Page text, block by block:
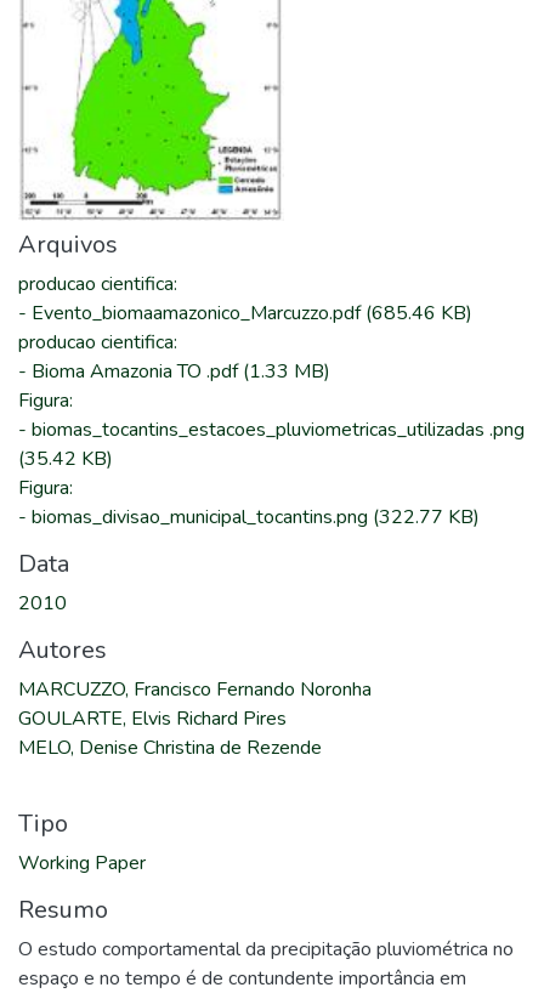
Arquivos
producao cientifica:
- Evento_biomaamazonico_Marcuzzo.pdf(685.46 KB)
producao cientifica:
- Bioma Amazonia TO .pdf(1.33 MB)
Figura:
- biomas_tocantins_estacoes_pluviometricas_utilizadas .png
(35.42 KB)
Figura:
- biomas_divisao_municipal_tocantins.png (322.77 KB)
Data
2010
Autores
MARCUZZO, Francisco Fernando Noronha
GOULARTE, Elvis Richard Pires
MELO, Denise Christina de Rezende
Tipo
Working Paper
Resumo
O estudo comportamental da precipitação pluviométrica no
espaço e no tempo é de contundente importância em